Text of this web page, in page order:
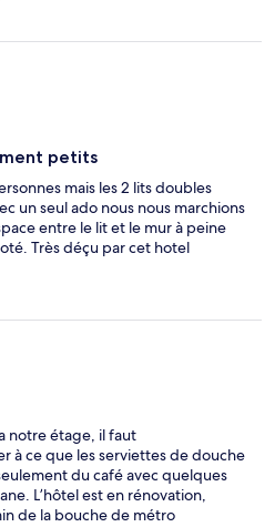
petits
mais les 2 lits doubles
un seul ado nous nous marchions
entre le lit et le mur à peine
Très déçu par cet hotel
notre étage, il faut
à ce que les serviettes de douche
du café avec quelques
L’hôtel est en rénovation,
de la bouche de métro